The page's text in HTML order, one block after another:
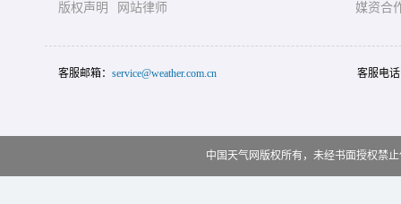
版权声明
网站律师
媒资合
客服邮箱： service@weather.com.cn 客服电
中国天气网版权所有，未经书面授权